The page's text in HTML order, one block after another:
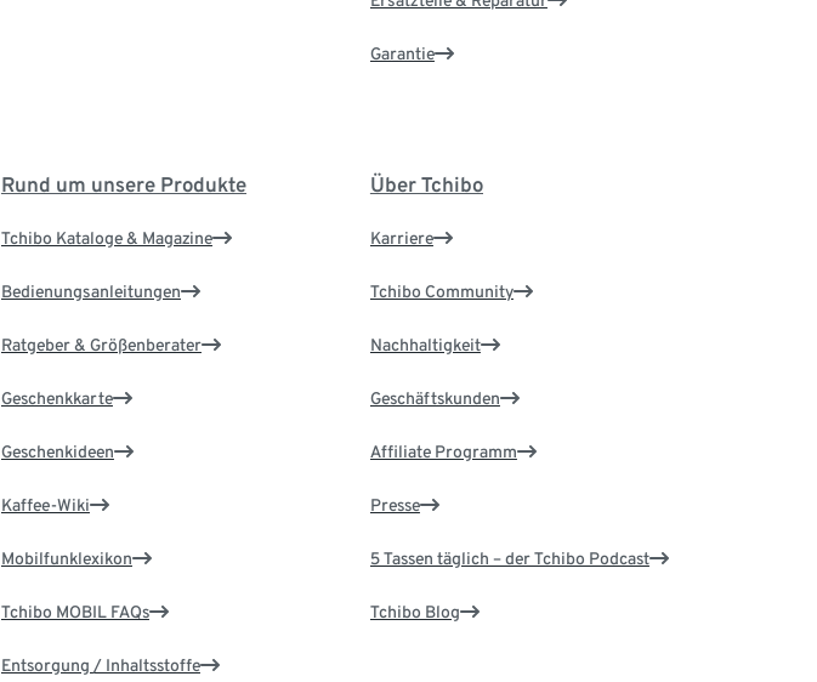
Garantie
Rund um unsere Produkte
Tchibo Kataloge & Magazine
Bedienungsanleitungen
Ratgeber & Größenberater
Geschenkkarte
Geschenkideen
Kaffee-Wiki
Mobilfunklexikon
Tchibo MOBIL FAQs
Entsorgung / Inhaltsstoffe
Über Tchibo
Karriere
Tchibo Community
Nachhaltigkeit
Geschäftskunden
Affiliate Programm
Presse
5 Tassen täglich – der Tchibo Podcast
Tchibo Blog